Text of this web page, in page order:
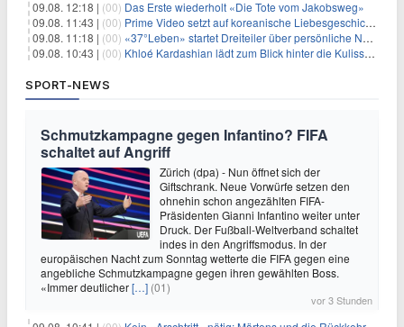
09.08. 12:18 | (00) Das Erste wiederholt «Die Tote vom Jakobsweg»
09.08. 11:43 | (00) Prime Video setzt auf koreanische Liebesgeschichte
09.08. 11:18 | (00) «37°Leben» startet Dreiteiler über persönliche Neuanfänge
09.08. 10:43 | (00) Khloé Kardashian lädt zum Blick hinter die Kulissen ihres Freundeskreises
SPORT-NEWS
Schmutzkampagne gegen Infantino? FIFA
schaltet auf Angriff
Zürich (dpa) - Nun öffnet sich der
Giftschrank. Neue Vorwürfe setzen den
ohnehin schon angezählten FIFA-
Präsidenten Gianni Infantino weiter unter
Druck. Der Fußball-Weltverband schaltet
indes in den Angriffsmodus. In der
europäischen Nacht zum Sonntag wetterte die FIFA gegen eine
angebliche Schmutzkampagne gegen ihren gewählten Boss.
«Immer deutlicher[…] (01)
vor 3 Stunden